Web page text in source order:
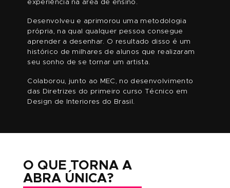
FUNDADOR DA ABRA, LAERTE GALESSO.
MATRICULE-SE E GARANTA SEU BÔNUS